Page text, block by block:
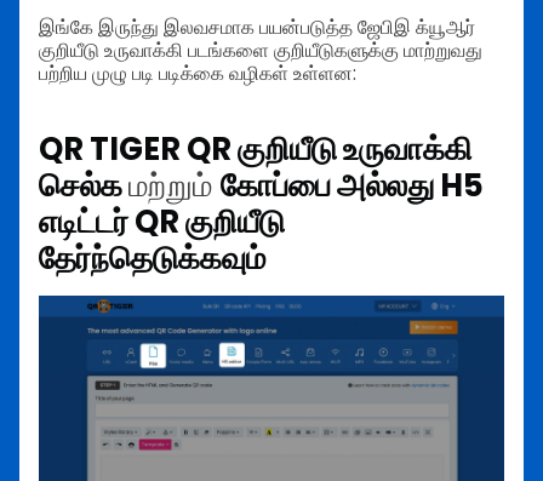
இங்கே இருந்து இலவசமாக பயன்படுத்த ஜேபிஇ க்யூஆர்
குறியீடு உருவாக்கி படங்களை குறியீடுகளுக்கு மாற்றுவது
பற்றிய முழு படி படிக்கை வழிகள் உள்ளன:
QR TIGER QR குறியீடு உருவாக்கி
செல்கமற்றும்கோப்பை அல்லது H5
எடிட்டர் QR குறியீடு
தேர்ந்தெடுக்கவும்